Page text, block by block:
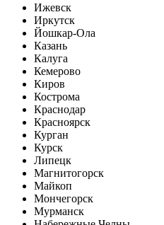
Ижевск
Иркутск
Йошкар-Ола
Казань
Калуга
Кемерово
Киров
Кострома
Краснодар
Красноярск
Курган
Курск
Липецк
Магнитогорск
Майкоп
Мончегорск
Мурманск